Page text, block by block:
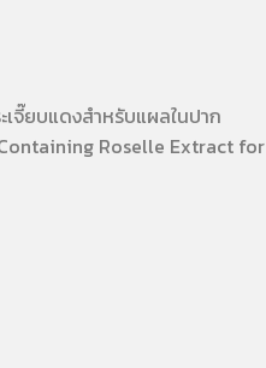
ยบแดงสำหรับแผลในปาก
Roselle Extract